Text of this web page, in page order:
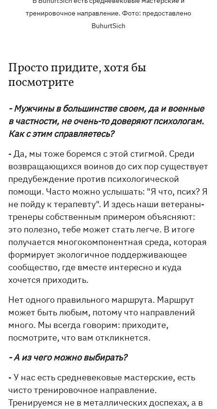
тренировочное направление. Фото: предоставлено
BuhurtSich
Просто придите, хотя бы
посмотрите
- Мужчины в большинстве своем, да и военные
в частности, не очень-то доверяют психологам.
Как с этим справляетесь?
- Да, мы тоже боремся с этой стигмой. Среди
возвращающихся воинов до сих пор существует
предубеждение против психологической
помощи. Часто можно услышать: "Я что, псих? Я
не пойду к терапевту". И здесь наши ветераны-
тренеры собственным примером объясняют:
это полезно, тебе может стать легче. В итоге
получается многокомпонентная среда, которая
формирует экологичное поддерживающее
сообщество, где вместе интересно и куда
хочется приходить.
Нет одного правильного маршрута. Маршрут
может быть любым, потому что направлений
много. Мы всегда говорим: приходите,
посмотрите, что вам откликнется.
- А из чего можно выбирать?
- У нас есть средневековые мастерские, есть
чисто тренировочное направление.
Тренируемся не в металлических доспехах, а в